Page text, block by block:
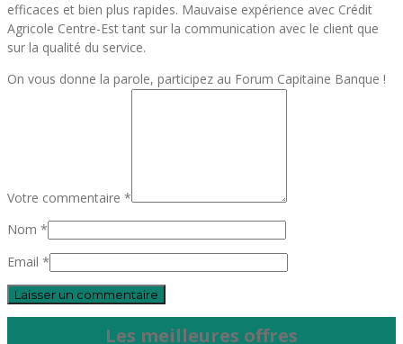
efficaces et bien plus rapides. Mauvaise expérience avec Crédit
Agricole Centre-Est tant sur la communication avec le client que
sur la qualité du service.
On vous donne la parole, participez au Forum Capitaine Banque !
Votre commentaire *
Nom *
Email *
Les meilleures offres